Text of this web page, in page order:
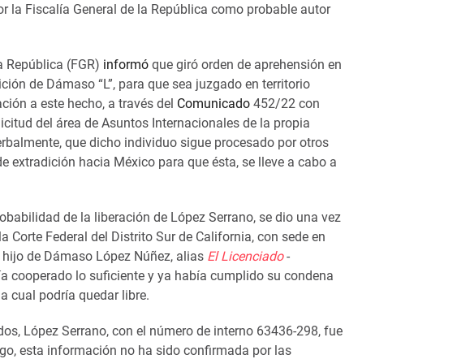
la Fiscalía General de la República como probable autor
República (FGR) informó que giró orden de aprehensión en
de Dámaso “L”, para que sea juzgado en territorio
a este hecho, a través del Comunicado 452/22 con
del área de Asuntos Internacionales de la propia
que dicho individuo sigue procesado por otros
extradición hacia México para que ésta, se lleve a cabo a
de la liberación de López Serrano, se dio una vez
Federal del Distrito Sur de California, con sede en
de Dámaso López Núñez, alias El Licenciado -
cooperado lo suficiente y ya había cumplido su condena
cual podría quedar libre.
López Serrano, con el número de interno 63436-298, fue
esta información no ha sido confirmada por las